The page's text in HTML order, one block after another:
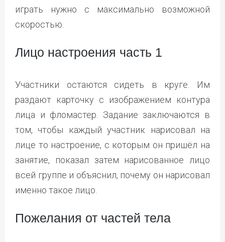
играть нужно с максимально возможной
скоростью.
Лицо настроения часть 1
Участники остаются сидеть в круге. Им
раздают карточку с изображением контура
лица и фломастер. Задание заключаются в
том, чтобы каждый участник нарисовал на
лице то настроение, с которым он пришёл на
занятие, показал затем нарисованное лицо
всей группе и объяснил, почему он нарисовал
именно такое лицо.
Пожелания от частей тела